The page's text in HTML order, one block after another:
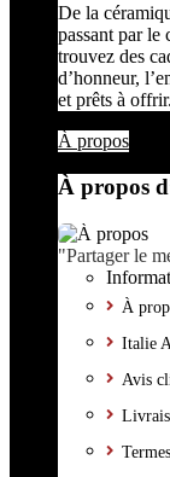
De la
passant par
trouvez des
d’honneur,
et prêts à offrir.
À propos
À propos
"Partager le
À
Italie
Avis
Termes